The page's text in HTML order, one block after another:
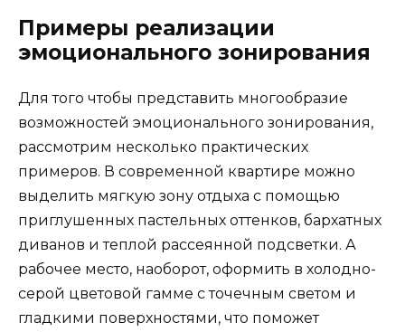
Примеры реализации
эмоционального зонирования
Для того чтобы представить многообразие
возможностей эмоционального зонирования,
рассмотрим несколько практических
примеров. В современной квартире можно
выделить мягкую зону отдыха с помощью
приглушенных пастельных оттенков, бархатных
диванов и теплой рассеянной подсветки. А
рабочее место, наоборот, оформить в холодно-
серой цветовой гамме с точечным светом и
гладкими поверхностями, что поможет